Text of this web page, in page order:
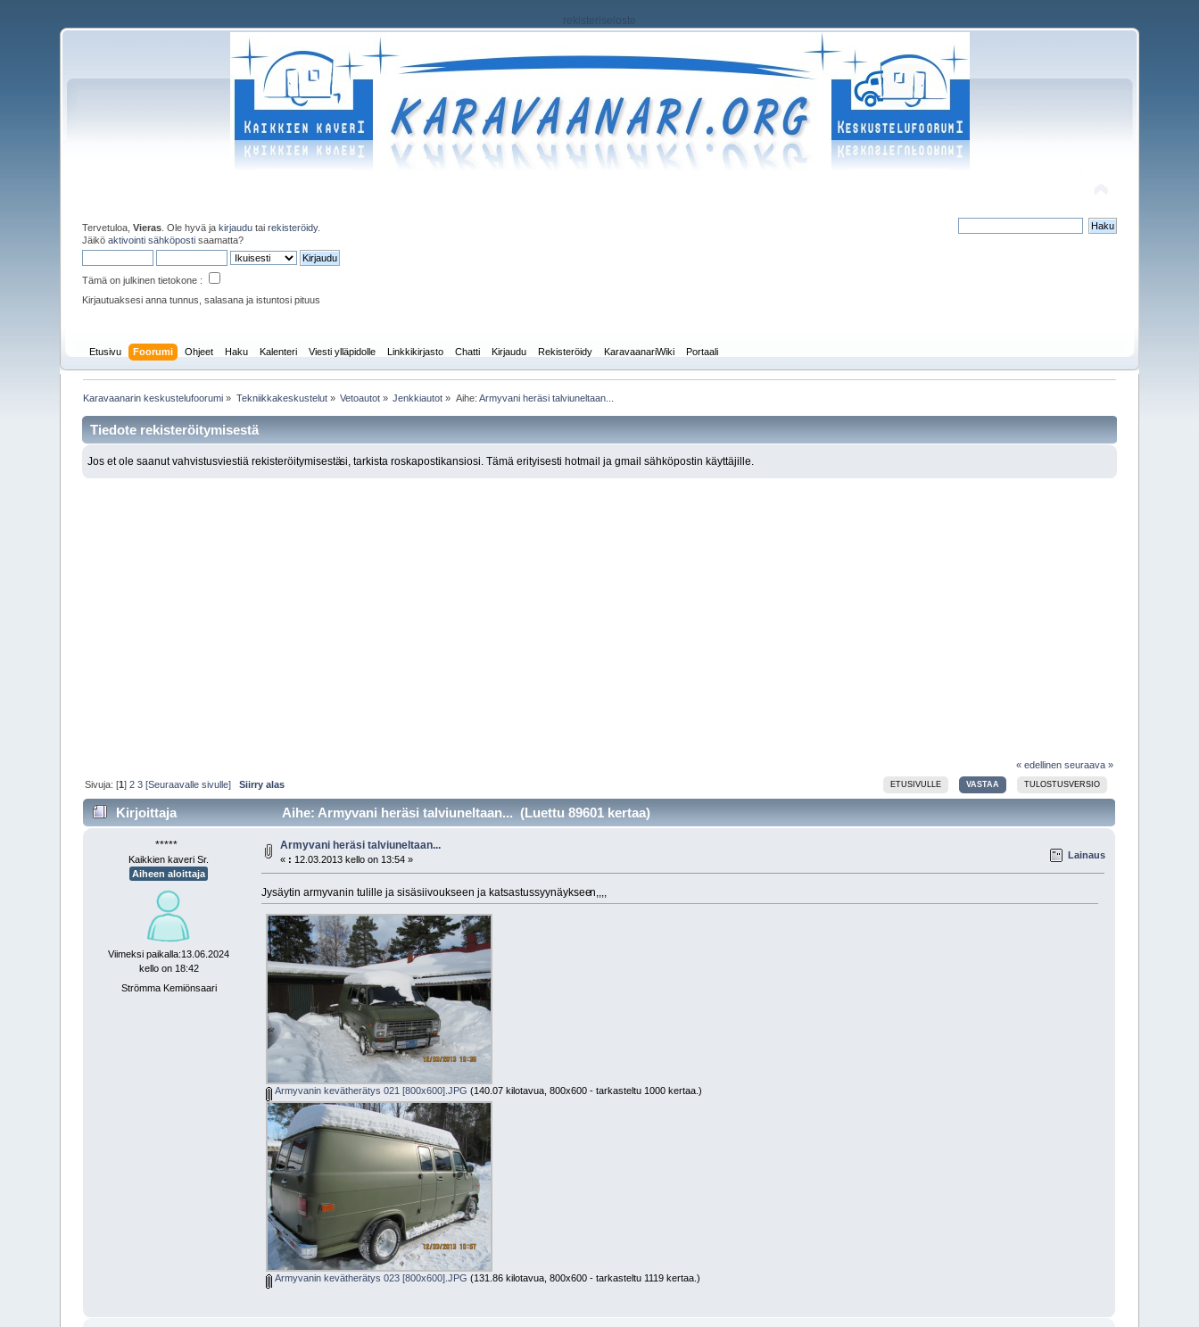
rekisteriseloste
Tervetuloa,Vieras . Ole hyvä jakirjaudu tairekisteröidy.
Jäiköaktivointi sähköposti saamatta?
Tämä on julkinen tietokone :
Kirjautuaksesi anna tunnus, salasana ja istuntosi pituus
Etusivu Foorumi Ohjeet Haku Kalenteri Viesti ylläpidolle Linkkikirjasto Chatti Kirjaudu Rekisteröidy KaravaanariWiki Portaali
Karavaanarin keskustelufoorumi » Tekniikkakeskustelut» Vetoautot » Jenkkiautot » Aihe: Armyvani heräsi talviuneltaan...
Tiedote rekisteröitymisestä
Jos et ole saanut vahvistusviestiä rekisteröitymisestäsi, tarkista roskapostikansiosi. Tämä erityisesti hotmail ja gmail sähköpostin käyttäjille.
« edellinen seuraava »
ETUSIVULLE VASTAA TULOSTUSVERSIO
Sivuja: [1]2 3 [Seuraavalle sivulle] Siirry alas
Kirjoittaja Aihe: Armyvani heräsi talviuneltaan... (Luettu 89601 kertaa)
*****
Kaikkien kaveri Sr.
Aiheen aloittaja
Viimeksi paikalla:13.06.2024
kello on 18:42
Strömma Kemiönsaari
Armyvani heräsi talviuneltaan...
« : 12.03.2013 kello on 13:54 » Lainaus
Jysäytin armyvanin tulille ja sisäsiivoukseen ja katsastussyynäykseen,,,,
Armyvanin kevätherätys 021 [800x600].JPG (140.07 kilotavua, 800x600 - tarkasteltu 1000 kertaa.)
Armyvanin kevätherätys 023 [800x600].JPG (131.86 kilotavua, 800x600 - tarkasteltu 1119 kertaa.)